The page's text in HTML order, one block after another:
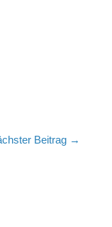
Beitrag →